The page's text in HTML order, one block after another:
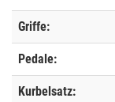
Griffe:
Pedale:
Kurbelsatz: